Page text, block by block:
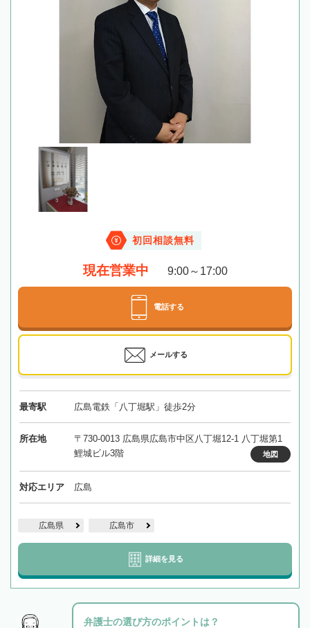
初回相談無料
現在営業中 9:00～17:00
電話する
メールする
最寄駅 広島電鉄「八丁堀駅」徒歩2分
所在地
〒730-0013 広島県広島市中区八丁堀12-1 八丁堀第1
鯉城ビル3階
地図
対応エリア 広島
広島県 広島市
詳細を見る
弁護士の選び方のポイントは？